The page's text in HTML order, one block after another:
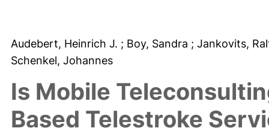
Audebert, Heinrich J. ; Boy, Sandra ; Jankovits,
Schenkel, Johannes
Is Mobile
Based Telestroke